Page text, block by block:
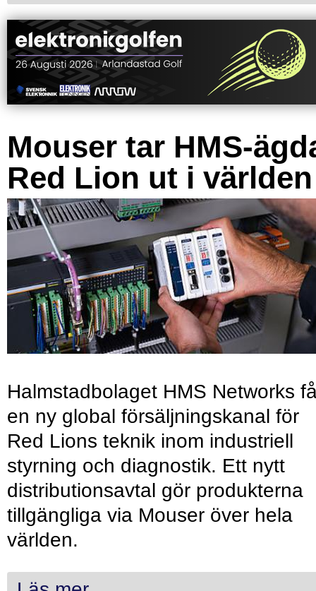
Mouser tar HMS-
Red Lion ut i världen
Halmstadbolaget HMS Networks
en ny global försäljningskanal för
Red Lions teknik inom industriell
styrning och diagnostik. Ett nytt
distributionsavtal gör produkterna
tillgängliga via Mouser över hela
världen.